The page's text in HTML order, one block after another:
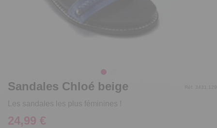
Sandales Chloé beige
Les sandales les plus féminines !
Réf. 3431.129
24,99 €